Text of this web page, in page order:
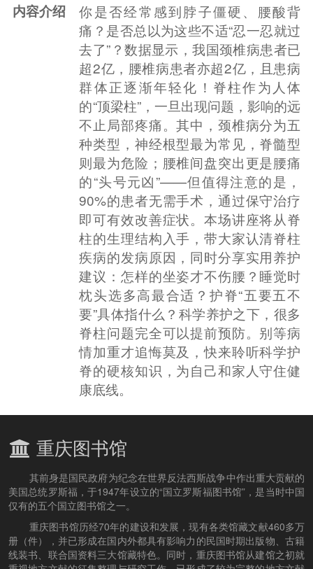
内容介绍
你是否经常感到脖子僵硬、腰酸背
痛？是否总以为这些不适“忍一忍就过
去了”？数据显示，我国颈椎病患者已
超2亿，腰椎病患者亦超2亿，且患病
群体正逐渐年轻化！脊柱作为人体
的“顶梁柱”，一旦出现问题，影响的远
不止局部疼痛。其中，颈椎病分为五
种类型，神经根型最为常见，脊髓型
则最为危险；腰椎间盘突出更是腰痛
的“头号元凶”——但值得注意的是，
90%的患者无需手术，通过保守治疗
即可有效改善症状。本场讲座将从脊
柱的生理结构入手，带大家认清脊柱
疾病的发病原因，同时分享实用养护
建议：怎样的坐姿才不伤腰？睡觉时
枕头选多高最合适？护脊“五要五不
要”具体指什么？科学养护之下，很多
脊柱问题完全可以提前预防。别等病
情加重才追悔莫及，快来聆听科学护
脊的硬核知识，为自己和家人守住健
康底线。
重庆图书馆
其前身是国民政府为纪念在世界反法西斯战争中作出重大贡献的
美国总统罗斯福，于1947年设立的“国立罗斯福图书馆”，是当时中国
仅有的五个国立图书馆之一。
重庆图书馆历经70年的建设和发展，现有各类馆藏文献460多万
册（件），并已形成在国内外都具有影响力的民国时期出版物、古籍
线装书、联合国资料三大馆藏特色。同时，重庆图书馆从建馆之初就